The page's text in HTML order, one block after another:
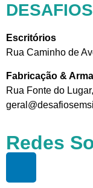
Escritórios
Rua Caminho de
Fabricação &
Rua Fonte do
Redes